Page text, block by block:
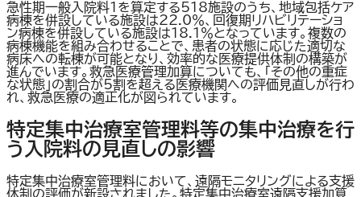
急性期一般入院料1を算定する518施設のうち、地域包括ケア
病棟を併設している施設は22.0％、回復期リハビリテーショ
ン病棟を併設している施設は18.1％となっています。複数の
病棟機能を組み合わせることで、患者の状態に応じた適切な
病床への転棟が可能となり、効率的な医療提供体制の構築が
進んでいます。救急医療管理加算についても、「その他の重症
な状態」の割合が5割を超える医療機関への評価見直しが行わ
れ、救急医療の適正化が図られています。
特定集中治療室管理料等の集中治療を行
う入院料の見直しの影響
特定集中治療室管理料において、遠隔モニタリングによる支援
体制の評価が新設されました。特定集中治療室遠隔支援加算